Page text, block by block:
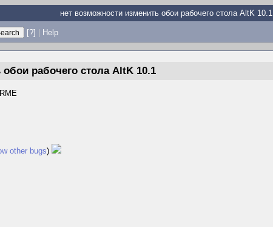
нет возможности изменить обои рабочего стола AltK 10.1
[?] | Help
рабочего стола AltK 10.1
other bugs)